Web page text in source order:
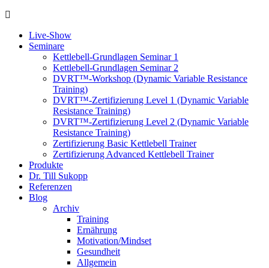
Live-Show
Seminare
Kettlebell-Grundlagen Seminar 1
Kettlebell-Grundlagen Seminar 2
DVRT™-Workshop (Dynamic Variable Resistance
Training)
DVRT™-Zertifizierung Level 1 (Dynamic Variable
Resistance Training)
DVRT™-Zertifizierung Level 2 (Dynamic Variable
Resistance Training)
Zertifizierung Basic Kettlebell Trainer
Zertifizierung Advanced Kettlebell Trainer
Produkte
Dr. Till Sukopp
Referenzen
Blog
Archiv
Training
Ernährung
Motivation/Mindset
Gesundheit
Allgemein